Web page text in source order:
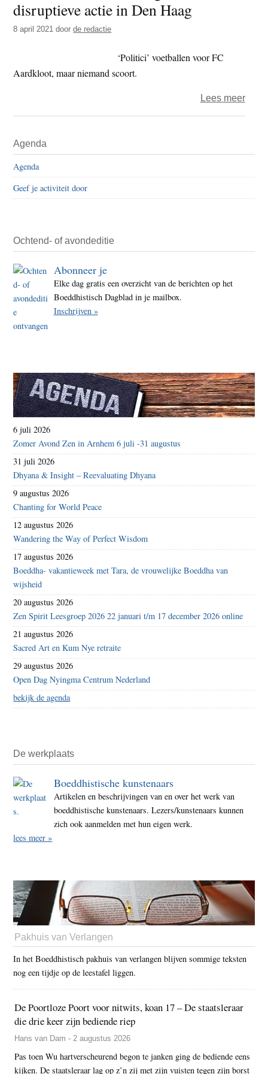
t
e
e
s
e
disruptieve actie in Den Haag
8 april 2021 doorde redactie
‘Politici’ voetballen voor FC
Aardkloot, maar niemand scoort.
Lees meerover
Sidebar
Agenda
Agenda
Geef je activiteit door
Ochtend- of avondeditie
Abonneer je
Elke dag gratis een overzicht van de berichten op het
Boeddhistisch Dagblad in je mailbox.
Inschrijven »
6 juli 2026
Zomer Avond Zen in Arnhem 6 juli -31 augustus
31 juli 2026
Dhyana & Insight – Reevaluating Dhyana
9 augustus 2026
Chanting for World Peace
12 augustus 2026
Wandering the Way of Perfect Wisdom
17 augustus 2026
Boeddha- vakantieweek met Tara, de vrouwelijke Boeddha van
wijsheid
20 augustus 2026
Zen Spirit Leesgroep 2026 22 januari t/m 17 december 2026 online
21 augustus 2026
Sacred Art en Kum Nye retraite
29 augustus 2026
Open Dag Nyingma Centrum Nederland
bekijk de agenda
De werkplaats
Boeddhistische kunstenaars
Artikelen en beschrijvingen van en over het werk van
boeddhistische kunstenaars. Lezers/kunstenaars kunnen
zich ook aanmelden met hun eigen werk.
lees meer »
Pakhuis van Verlangen
In het Boeddhistisch pakhuis van verlangen blijven sommige teksten
nog een tijdje op de leestafel liggen.
De Poortloze Poort voor nitwits, koan 17 – De staatsleraar
die drie keer zijn bediende riep
Hans van Dam - 2 augustus 2026
Pas toen Wu hartverscheurend begon te janken ging de bediende eens
kijken. De staatsleraar lag op z’n zij met zijn vuisten tegen zijn borst